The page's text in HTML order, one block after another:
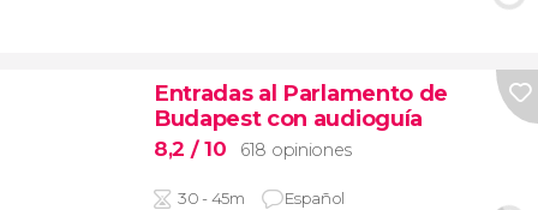
Entradas al Parlamento de
Budapest con audioguía
8,2 / 10 618 opiniones
30 - 45m Español